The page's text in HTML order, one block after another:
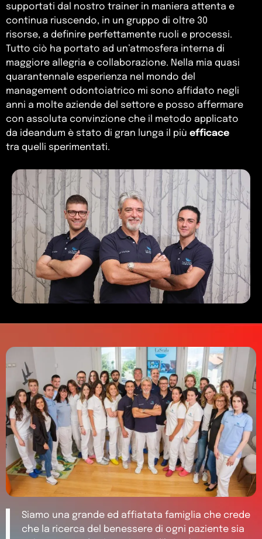
supportati dal nostro trainer in maniera attenta e
continua riuscendo, in un gruppo di oltre 30
risorse, a definire perfettamente ruoli e processi.
Tutto ciò ha portato ad un’atmosfera interna di
maggiore allegria e collaborazione. Nella mia quasi
quarantennale esperienza nel mondo del
management odontoiatrico mi sono affidato negli
anni a molte aziende del settore e posso affermare
con assoluta convinzione che il metodo applicato
da ideandum è stato di gran lunga il più efficace
tra quelli sperimentati.
Siamo una grande ed affiatata famiglia che crede
che la ricerca del benessere di ogni paziente sia